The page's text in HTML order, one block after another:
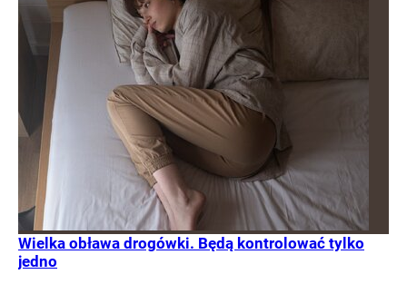
Wielka obława drogówki. Będą kontrolować tylko
jedno